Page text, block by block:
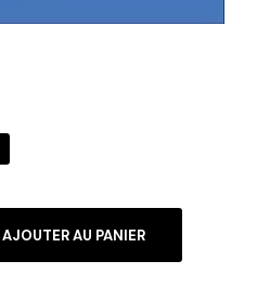
AJOUTER AU PANIER